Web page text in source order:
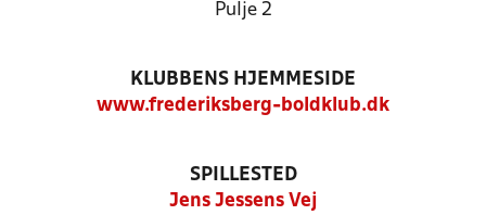
Pulje 2
KLUBBENS HJEMMESIDE
www.frederiksberg-boldklub.dk
SPILLESTED
Jens Jessens Vej